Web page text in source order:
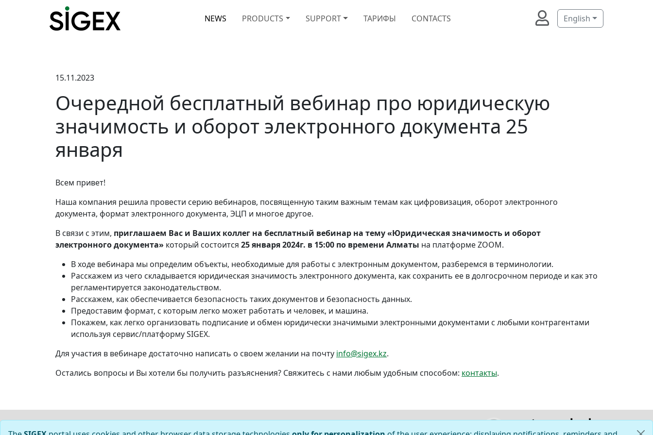
NEWS PRODUCTS SUPPORT ТАРИФЫ CONTACTS English
15.11.2023
Очередной бесплатный вебинар про юридическую
значимость и оборот электронного документа 25
января
Всем привет!
Наша компания решила провести серию вебинаров, посвященную таким важным темам как цифровизация, оборот электронного
документа, формат электронного документа, ЭЦП и многое другое.
В связи с этим, приглашаем Вас и Ваших коллег на бесплатный вебинар на тему «Юридическая значимость и оборот
электронного документа» который состоится 25 января 2024г. в 15:00 по времени Алматы на платформе ZOOM.
В ходе вебинара мы определим объекты, необходимые для работы с электронным документом, разберемся в терминологии.
Расскажем из чего складывается юридическая значимость электронного документа, как сохранить ее в долгосрочном периоде и как это
регламентируется законодательством.
Расскажем, как обеспечивается безопасность таких документов и безопасность данных.
Предоставим формат, с которым легко может работать и человек, и машина.
Покажем, как легко организовать подписание и обмен юридически значимыми электронными документами с любыми контрагентами
используя сервис/платформу SIGEX.
Для участия в вебинаре достаточно написать о своем желании на почту info@sigex.kz.
Остались вопросы и Вы хотели бы получить разъяснения? Свяжитесь с нами любым удобным способом: контакты.